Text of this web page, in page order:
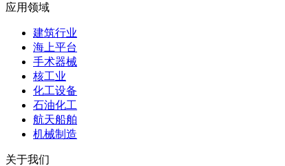
应用领域
建筑行业
海上平台
手术器械
核工业
化工设备
石油化工
航天船舶
机械制造
关于我们